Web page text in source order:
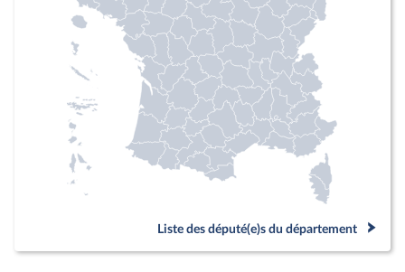
Liste des député(e)s du département